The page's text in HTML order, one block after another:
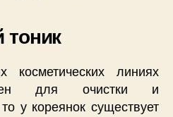
косметических линиях
для очистки и
у кореянок существует